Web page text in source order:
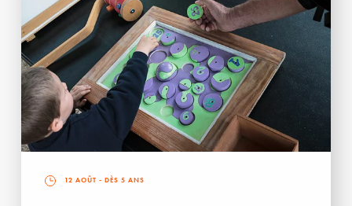
12 AOÛT - DÈS 5 ANS